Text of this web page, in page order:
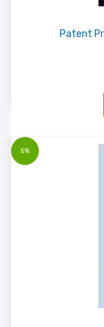
Patent
5%